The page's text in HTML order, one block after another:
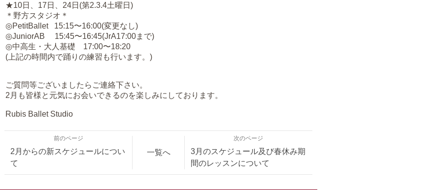
★10日、17日、24日(第2.3.4土曜日)
＊野方スタジオ＊
◎PetitBallet 15:15〜16:00(変更なし)
◎JuniorAB 15:45〜16:45(JrA17:00まで)
◎中高生・大人基礎 17:00〜18:20
(上記の時間内で踊りの練習も行います。)
ご質問等ございましたらご連絡下さい。
2月も皆様と元気にお会いできるのを楽しみにしております。
Rubis Ballet Studio
前のページ
2月からの新スケジュールについ
て
一覧へ
次のページ
3月のスケジュール及び春休み期
間のレッスンについて